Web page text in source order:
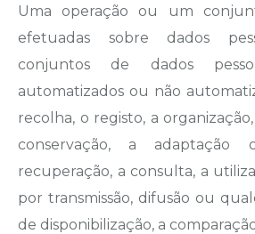
Uma operação ou um
efetuadas sobre dados
conjuntos de dados
automatizados ou não
recolha, o registo, a
conservação, a adaptação
recuperação, a consulta, a
por transmissão, difusão ou
de disponibilização, a